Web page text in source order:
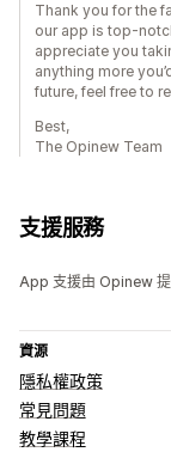
Thank you for the
our app is top-
appreciate you
anything more
future, feel free to
Best,
The Opinew Team
支援服務
App 支援由 Opinew 提
資源
隱私權政策
常見問題
教學課程